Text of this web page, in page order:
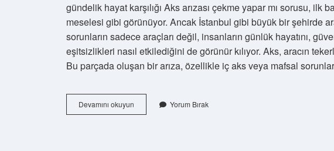
gündelik hayat karşılığı Aks arızası çekme yapar mı sorusu, ilk
meselesi gibi görünüyor. Ancak İstanbul gibi büyük bir şehirde
sorunların sadece araçları değil, insanların günlük hayatını,
eşitsizlikleri nasıl etkilediğini de görünür kılıyor. Aks, aracın
Bu parçada oluşan bir arıza, özellikle iç aks veya mafsal
Devamını okuyun
arızası
Yorum Bırak